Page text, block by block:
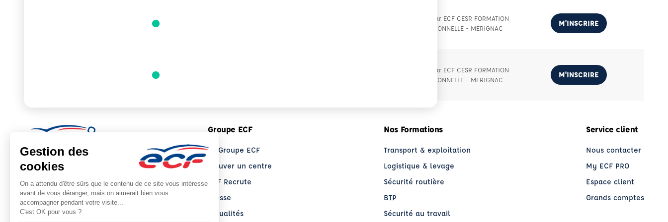
Proposé par ECF CESR FORMATION
PROFESSIONNELLE - MERIGNAC
M'INSCRIRE
Proposé par ECF CESR FORMATION
PROFESSIONNELLE - MERIGNAC
M'INSCRIRE
Groupe ECF
Le Groupe ECF
Trouver un centre
ECF Recrute
Presse
Actualités
Nos Formations
Transport & exploitation
Logistique & levage
Sécurité routière
BTP
Sécurité au travail
Service client
Nous contacter
My ECF PRO
Espace client
Grands comptes